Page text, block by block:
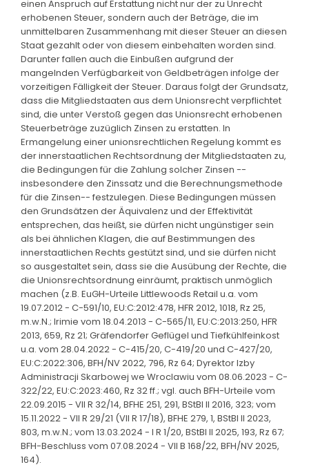
einen Anspruch auf Erstattung nicht nur der zu Unrecht
erhobenen Steuer, sondern auch der Beträge, die im
unmittelbaren Zusammenhang mit dieser Steuer an diesen
Staat gezahlt oder von diesem einbehalten worden sind.
Darunter fallen auch die Einbußen aufgrund der
mangelnden Verfügbarkeit von Geldbeträgen infolge der
vorzeitigen Fälligkeit der Steuer. Daraus folgt der Grundsatz,
dass die Mitgliedstaaten aus dem Unionsrecht verpflichtet
sind, die unter Verstoß gegen das Unionsrecht erhobenen
Steuerbeträge zuzüglich Zinsen zu erstatten. In
Ermangelung einer unionsrechtlichen Regelung kommt es
der innerstaatlichen Rechtsordnung der Mitgliedstaaten zu,
die Bedingungen für die Zahlung solcher Zinsen --
insbesondere den Zinssatz und die Berechnungsmethode
für die Zinsen-- festzulegen. Diese Bedingungen müssen
den Grundsätzen der Äquivalenz und der Effektivität
entsprechen, das heißt, sie dürfen nicht ungünstiger sein
als bei ähnlichen Klagen, die auf Bestimmungen des
innerstaatlichen Rechts gestützt sind, und sie dürfen nicht
so ausgestaltet sein, dass sie die Ausübung der Rechte, die
die Unionsrechtsordnung einräumt, praktisch unmöglich
machen (z.B. EuGH-Urteile Littlewoods Retail u.a. vom
19.07.2012 - C-591/10, EU:C:2012:478, HFR 2012, 1018, Rz 25,
m.w.N.; Irimie vom 18.04.2013 - C-565/11, EU:C:2013:250, HFR
2013, 659, Rz 21; Gräfendorfer Geflügel und Tiefkühlfeinkost
u.a. vom 28.04.2022 - C-415/20, C-419/20 und C-427/20,
EU:C:2022:306, BFH/NV 2022, 796, Rz 64; Dyrektor Izby
Administracji Skarbowej we Wroclawiu vom 08.06.2023 - C-
322/22, EU:C:2023:460, Rz 32 ff.; vgl. auch BFH-Urteile vom
22.09.2015 - VII R 32/14, BFHE 251, 291, BStBl II 2016, 323; vom
15.11.2022 - VII R 29/21 (VII R 17/18), BFHE 279, 1, BStBl II 2023,
803, m.w.N.; vom 13.03.2024 - I R 1/20, BStBl II 2025, 193, Rz 67;
BFH-Beschluss vom 07.08.2024 - VII B 168/22, BFH/NV 2025,
164).